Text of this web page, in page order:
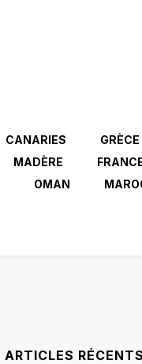
CANARIES GRÈCE
MADÈRE
OMAN
ARTICLES RÉCENTS